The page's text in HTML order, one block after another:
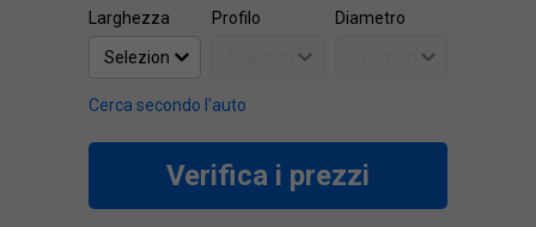
Larghezza Profilo Diametro
Cerca secondo l'auto
Verifica i prezzi